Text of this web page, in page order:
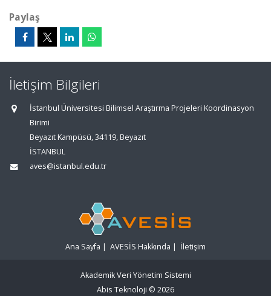
Paylaş
İletişim Bilgileri
İstanbul Üniversitesi Bilimsel Araştırma Projeleri Koordinasyon
Birimi
Beyazıt Kampüsü, 34119, Beyazıt
İSTANBUL
aves@istanbul.edu.tr
Ana Sayfa | AVESİS Hakkında | İletişim
Akademik Veri Yönetim Sistemi
Abis Teknoloji © 2026